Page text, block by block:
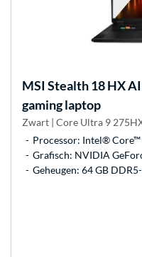
MSI Stealth 18 HX
gaming laptop
Zwart | Core Ultra 9
Processor: Intel®
Grafisch: NVIDIA
Geheugen: 64 GB